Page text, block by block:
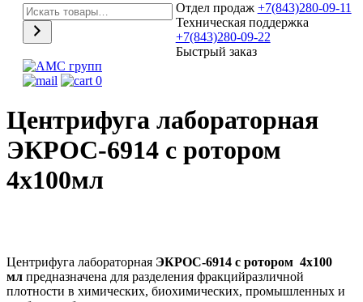
Отдел продаж +7(843)280-09-11
Техническая поддержка
+7(843)280-09-22
Быстрый заказ
0
Центрифуга лабораторная
ЭКРОС-6914 с ротором
4х100мл
Центрифуга лабораторная ЭКРОС-6914 с ротором 4х100
мл предназначена для разделения фракцийразличной
плотности в химических, биохимических, промышленных и